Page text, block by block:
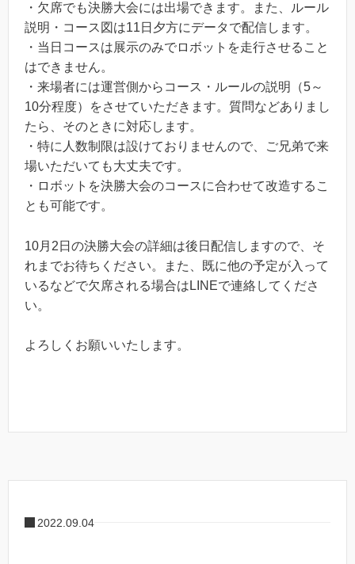
・欠席でも決勝大会には出場できます。また、ルール
説明・コース図は11日夕方にデータで配信します。
・当日コースは展示のみでロボットを走行させること
はできません。
・来場者には運営側からコース・ルールの説明（5～
10分程度）をさせていただきます。質問などありまし
たら、そのときに対応します。
・特に人数制限は設けておりませんので、ご兄弟で来
場いただいても大丈夫です。
・ロボットを決勝大会のコースに合わせて改造するこ
とも可能です。
10月2日の決勝大会の詳細は後日配信しますので、そ
れまでお待ちください。また、既に他の予定が入って
いるなどで欠席される場合はLINEで連絡してくださ
い。
よろしくお願いいたします。
2022.09.04